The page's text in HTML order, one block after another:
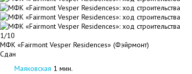
1/10
МФК «Fairmont Vesper Residences» (Фэйрмонт)
Сдан
Маяковская 1 мин.